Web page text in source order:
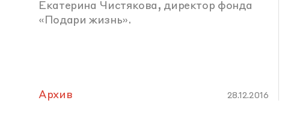
Екатерина Чистякова, директор фонда
«Подари жизнь».
Архив 28.12.2016